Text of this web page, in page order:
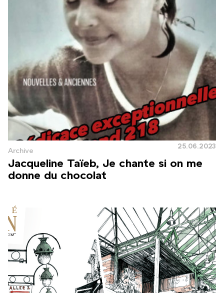
25.06.2023
Archive
Jacqueline Taïeb, Je chante si on me
donne du chocolat